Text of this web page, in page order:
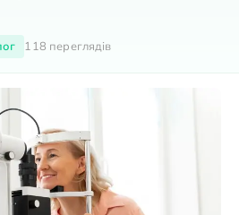
118 переглядів